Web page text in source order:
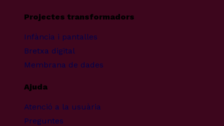
Projectes transformadors
Infància i pantalles
Bretxa digital
Membrana de dades
Ajuda
Atenció a la usuària
Preguntes